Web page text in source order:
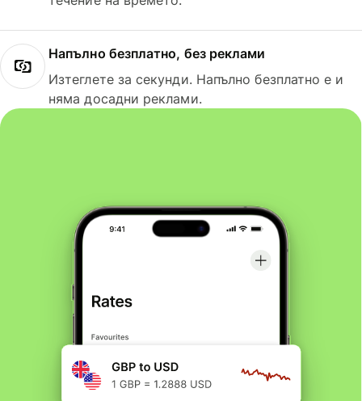
Напълно безплатно, без реклами
Изтеглете за секунди. Напълно безплатно е и
няма досадни реклами.